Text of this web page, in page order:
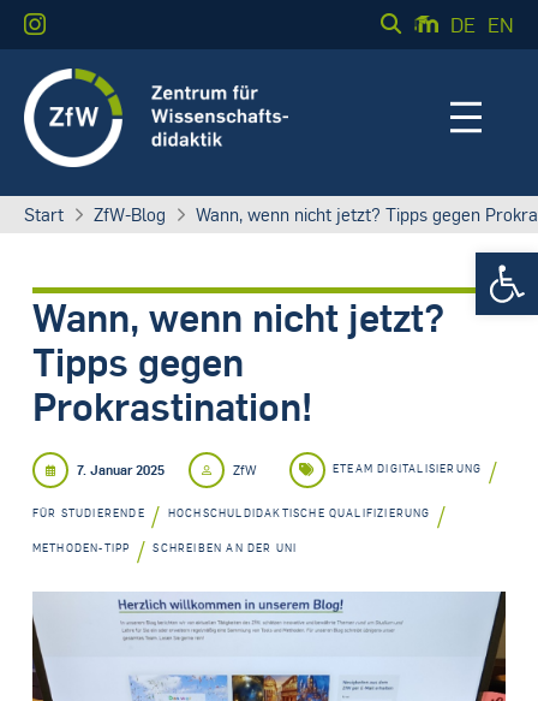
DE EN
Start ZfW-Blog Wann, wenn nicht jetzt? Tipps gegen
Wann, wenn nicht jetzt?
Tipps gegen
Prokrastination!
7. Januar 2025 ZfW ETEAM DIGITALISIERUNG /
FÜR STUDIERENDE / HOCHSCHULDIDAKTISCHE QUALIFIZIERUNG /
METHODEN-TIPP / SCHREIBEN AN DER UNI